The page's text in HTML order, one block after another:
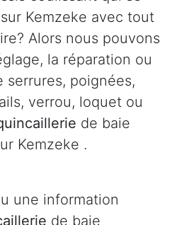
Kemzeke avec tout
Alors nous pouvons
la réparation ou
serrures, poignées,
verrou, loquet ou
de baie
Kemzeke .
une information
de baie